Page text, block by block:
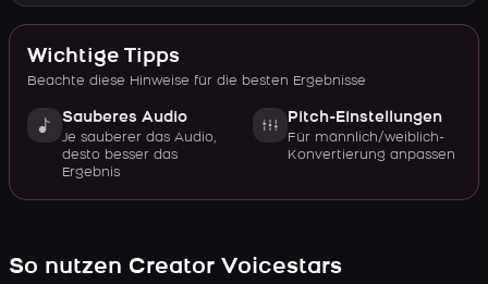
Wichtige Tipps
Beachte diese Hinweise für die besten Ergebnisse
Sauberes Audio
Je sauberer das Audio,
desto besser das
Ergebnis
Pitch-Einstellungen
Für männlich/weiblich-
Konvertierung anpassen
So nutzen Creator Voicestars